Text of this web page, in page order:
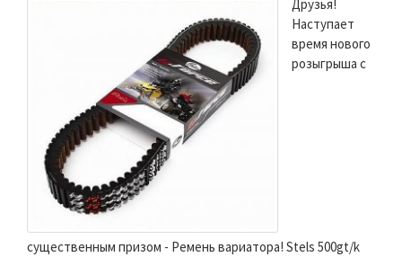
Друзья!
Наступает
время нового
розыгрыша с
существенным призом - Ремень вариатора! Stels 500gt/k